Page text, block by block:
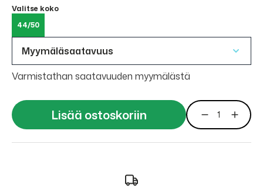
Valitse koko
44/50
Myymäläsaatavuus
Varmistathan saatavuuden myymälästä
Lisää ostoskoriin